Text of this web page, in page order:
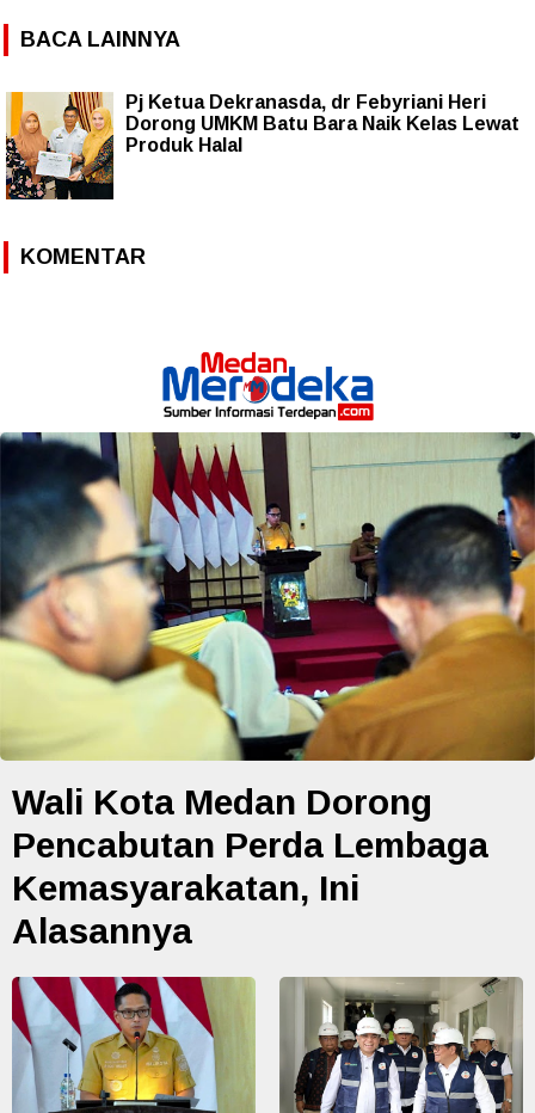
BACA LAINNYA
Pj Ketua Dekranasda, dr Febyriani Heri
Dorong UMKM Batu Bara Naik Kelas Lewat
Produk Halal
KOMENTAR
Wali Kota Medan Dorong
Pencabutan Perda Lembaga
Kemasyarakatan, Ini
Alasannya